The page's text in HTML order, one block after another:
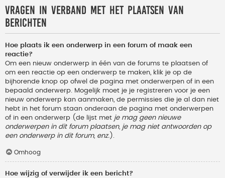
Vragen in verband met het plaatsen van
berichten
Hoe plaats ik een onderwerp in een forum of maak een
reactie?
Om een nieuw onderwerp in één van de forums te plaatsen of
om een reactie op een onderwerp te maken, klik je op de
bijhorende knop op ofwel de pagina met onderwerpen of in een
bepaald onderwerp. Mogelijk moet je je registreren voor je een
nieuw onderwerp kan aanmaken, de permissies die je al dan niet
hebt in het forum staan onderaan de pagina met onderwerpen
of in een onderwerp (de lijst met je mag geen nieuwe
onderwerpen in dit forum plaatsen, je mag niet antwoorden op
een onderwerp in dit forum, enz. ).
Omhoog
Hoe wijzig of verwijder ik een bericht?